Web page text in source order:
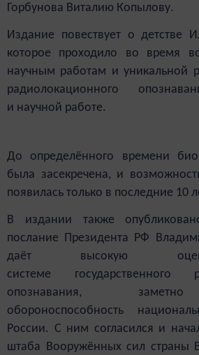
Горбунова Виталию Копылову.
Издание повествует о детстве
которое проходило во время
научным работам и уникальной
радиолокационного
и научной работе.
До определённого времени
была засекречена, и
появилась только в последние 10
В издании также
послание Президента РФ
даёт высокую
системе государственного
опознавания,
обороноспособность
России. С ним согласился и
штаба Вооружённых сил страны